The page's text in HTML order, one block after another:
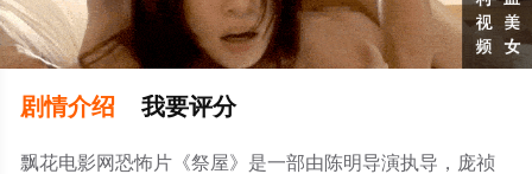
剧情介绍 我要评分
飘花电影网恐怖片《祭屋》是一部由陈明导演执导，庞祯